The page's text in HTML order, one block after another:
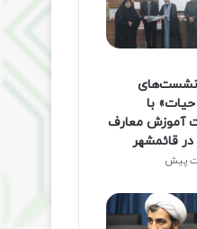
با
آموزش معارف
قائمشهر